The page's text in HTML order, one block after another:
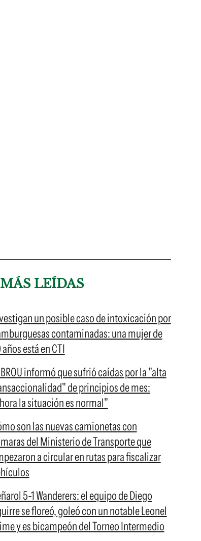
LEÍDAS
un posible caso de intoxicación por
contaminadas: una mujer de
años está en CTI
informó que sufrió caídas por la "alta
de principios de mes:
la situación es normal"
son las nuevas camionetas con
del Ministerio de Transporte que
a circular en rutas para fiscalizar
5-1 Wanderers: el equipo de Diego
se floreó, goleó con un notable Leonel
y es bicampeón del Torneo Intermedio